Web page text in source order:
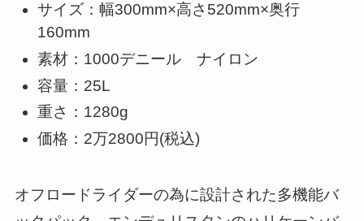
サイズ：幅300mm×高さ520mm×奥行
160mm
素材：1000デニール ナイロン
容量：25L
重さ：1280g
価格：2万2800円(税込)
オフロードライダーの為に設計された多機能バ